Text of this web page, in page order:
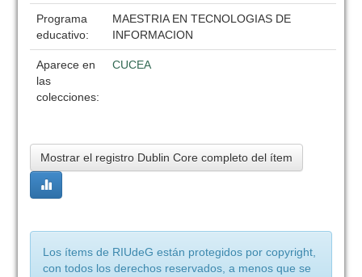
Programa
educativo:
MAESTRIA EN TECNOLOGIAS DE
INFORMACION
Aparece en
las
colecciones:
CUCEA
Mostrar el registro Dublin Core completo del ítem
Los ítems de RIUdeG están protegidos por copyright,
con todos los derechos reservados, a menos que se